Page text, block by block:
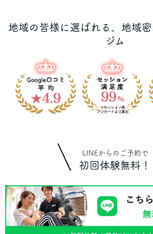
地域の皆様に選ばれる、地域
ジム
LINEからのご予約で
初回体験無料！